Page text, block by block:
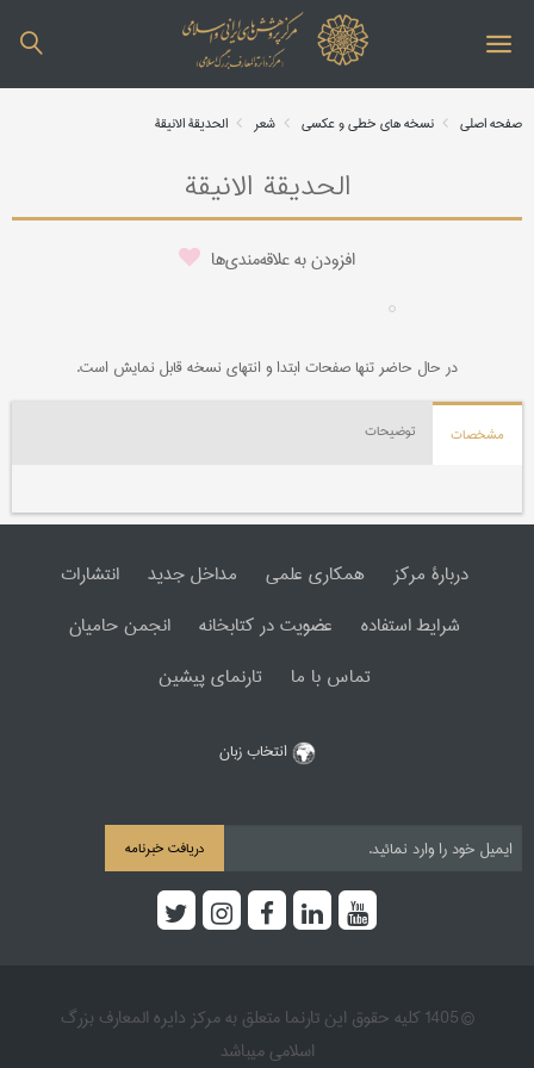
صفحه اصلی نسخه های خطی و عکسی شعر الحدیقة الانیقة
الحدیقة الانیقة
افزودن به علاقه‌مندی‌ها
در حال حاضر تنها صفحات ابتدا و انتهای نسخه قابل نمایش است.
مشخصات توضیحات
دربارۀ مرکز همکاری علمی مداخل جدید
انتشارات
شرایط استفاده
عضویت در کتابخانه
انجمن حامیان
تماس با ما
تارنمای پیشین
انتخاب زبان
دریافت خبرنامه
© 1405 کلیه حقوق این تارنما متعلق به مرکز دایره المعارف بزرگ
اسلامی میباشد